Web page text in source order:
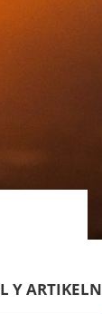
Y ARTIKELN